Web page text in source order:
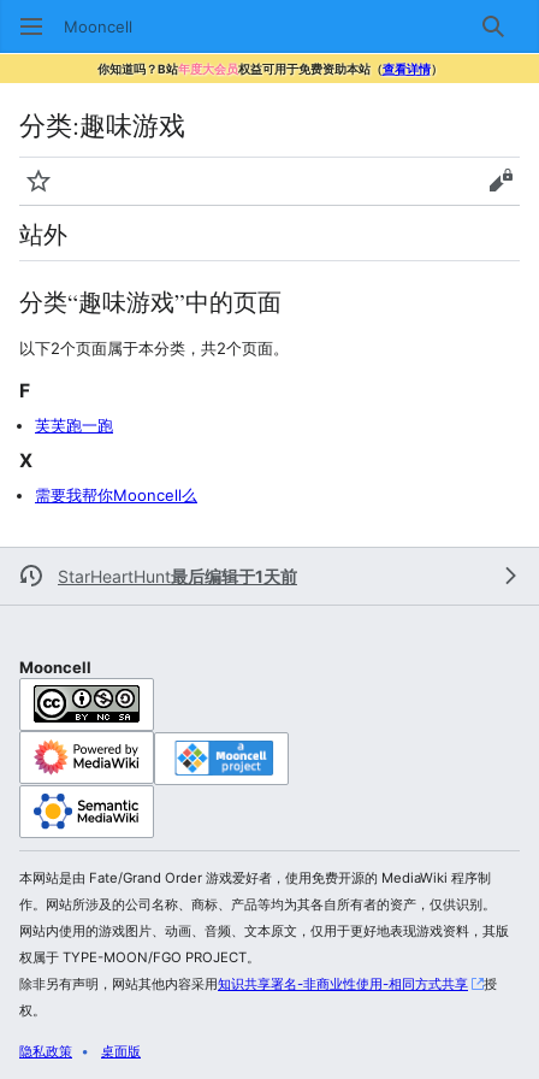
Mooncell 搜索
你知道吗？B站年度大会员权益可用于免费资助本站（查看详情）
分类:趣味游戏
监视 查看
站外
分类“趣味游戏”中的页面
以下2个页面属于本分类，共2个页面。
F
芙芙跑一跑
X
需要我帮你Mooncell么
StarHeartHunt最后编辑于1天前
Mooncell
本网站是由 Fate/Grand Order 游戏爱好者，使用免费开源的 MediaWiki 程序制
作。网站所涉及的公司名称、商标、产品等均为其各自所有者的资产，仅供识别。
网站内使用的游戏图片、动画、音频、文本原文，仅用于更好地表现游戏资料，其版
权属于 TYPE-MOON/FGO PROJECT。
除非另有声明，网站其他内容采用知识共享署名-非商业性使用-相同方式共享
授
权。
隐私政策 桌面版